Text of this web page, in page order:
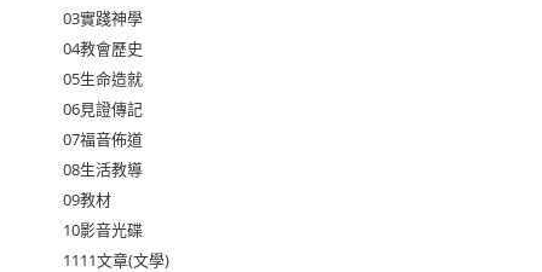
03實踐神學
04教會歷史
05生命造就
06見證傳記
07福音佈道
08生活教導
09教材
10影音光碟
1111文章(文學)